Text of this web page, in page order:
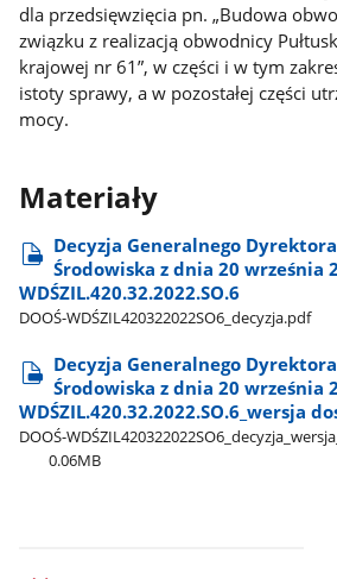
dla przedsięwzięcia pn. „Budowa
związku z realizacją obwodnicy
krajowej nr 61”, w części i w tym
istoty sprawy, a w pozostałej części
mocy.
Materiały
Decyzja Generalnego
Środowiska z dnia 20 września
WDŚZIL.420.32.2022.SO.6
DOOŚ-WDŚZIL420322022SO6​_decyzja.pdf
Decyzja Generalnego
Środowiska z dnia 20 września
WDŚZIL.420.32.2022.SO.6​_wersja
DOOŚ-
0.06MB